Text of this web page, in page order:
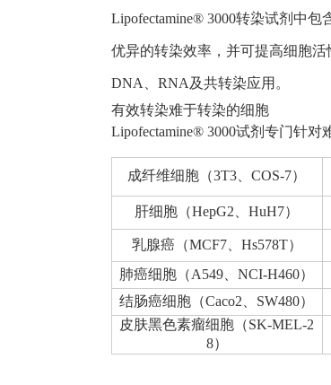
Lipofectamine® 3000转染试剂中
优异的转染效率，并可提高细胞
DNA、RNA及共转染应用。
有效转染难于转染的细胞
Lipofectamine® 3000试剂专门针
成纤维细胞（3T3、COS-7）
肝细胞（HepG2、HuH7）
乳腺癌（MCF7、Hs578T）
肺癌细胞（A549、NCI-H460）
结肠癌细胞（Caco2、SW480）
皮肤黑色素瘤细胞（SK-MEL-2
8）